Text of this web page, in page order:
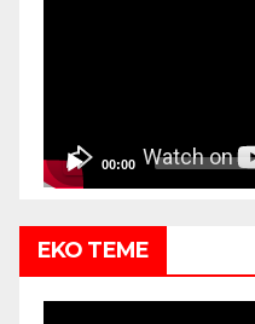
00:00
EKO TEME